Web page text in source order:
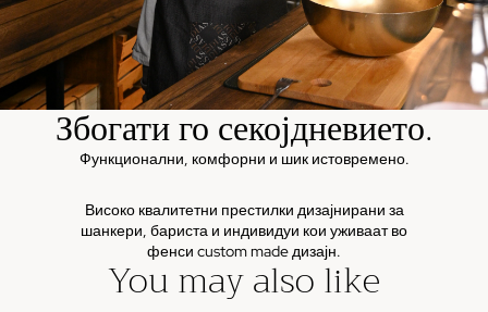
Збогати го секојдневието.
Функционални, комфорни и шик истовремено.
Високо квалитетни престилки дизајнирани за
шанкери, бариста и индивидуи кои уживаат во
фенси custom made дизајн.
You may also like